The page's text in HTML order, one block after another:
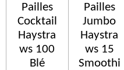
Pailles
Cocktail
Haystra
ws 100
Blé
Pailles
Jumbo
Haystra
ws 15
Smoothi